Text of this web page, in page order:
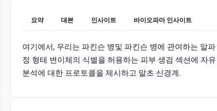
요약 대본 인사이트 바이오파마 인사이트
여기에서, 우리는 파킨슨 병및 파킨슨 병에 관여하는 알
정 형태 변이체의 식별을 허용하는 피부 생검 섹션에 자
분석에 대한 프로토콜을 제시하고 말초 신경계.